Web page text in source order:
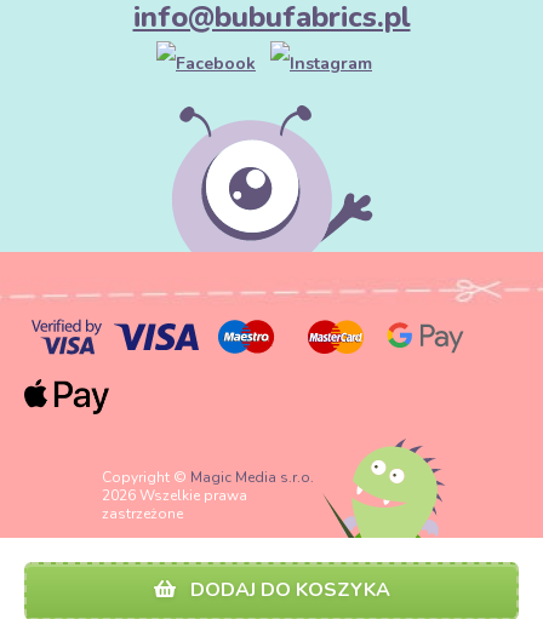
DODAJ DO KOSZYKA
info@bubufabrics.pl
Copyright © Magic Media s.r.o.
2026 Wszelkie prawa
zastrzeżone